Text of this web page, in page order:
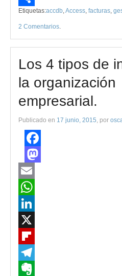
Compartir
Etiquetas:accdb,Access, facturas,
2 Comentarios.
Los 4 tipos de
la organización
empresarial.
Publicado en 17 junio, 2015, por
Facebook
Mastodon
Email
WhatsApp
LinkedIn
Flipboard
Telegram